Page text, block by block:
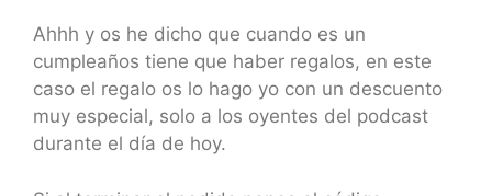
Ahhh y os he dicho que cuando es un
cumpleaños tiene que haber regalos, en este
caso el regalo os lo hago yo con un descuento
muy especial, solo a los oyentes del podcast
durante el día de hoy.